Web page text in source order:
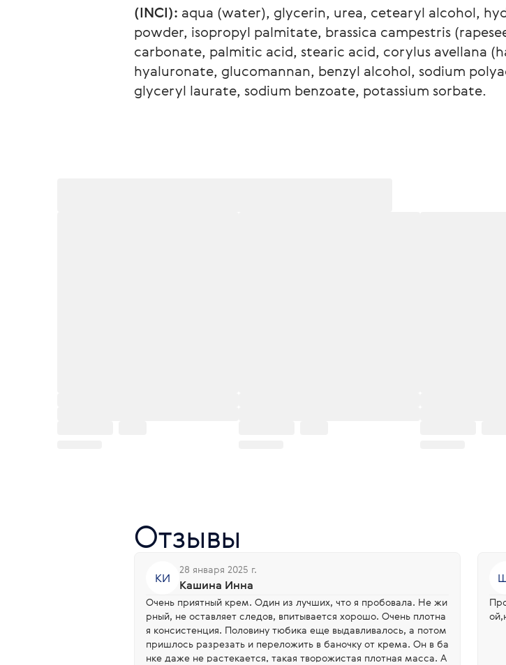
(INCI): aqua (water), glycerin, urea, cetearyl alcohol,
powder, isopropyl palmitate, brassica campestris
carbonate, palmitic acid, stearic acid, corylus avellana
hyaluronate, glucomannan, benzyl alcohol, sodium
glyceryl laurate, sodium benzoate, potassium sorbate.
Отзывы
КИ
28 января 2025 г.
Кашина Инна
Очень приятный крем. Один из лучших, что я пробовала. Не жи
рный, не оставляет следов, впитывается хорошо. Очень плотна
я консистенция. Половину тюбика еще выдавливалось, а потом
пришлось разрезать и переложить в баночку от крема. Он в ба
нке даже не растекается, такая творожистая плотная масса. А